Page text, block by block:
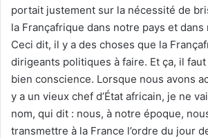
portait justement sur la nécessité de
la Françafrique dans notre pays et
Ceci dit, il y a des choses que la
dirigeants politiques à faire. Et ça, il
bien conscience. Lorsque nous avons
y a un vieux chef d’État africain, je ne
nom, qui dit : nous, à notre époque,
transmettre à la France l’ordre du jour